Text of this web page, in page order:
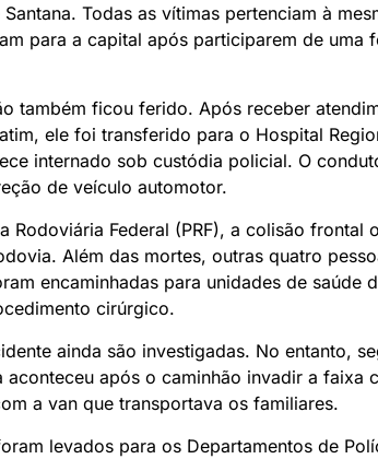
Todas as vítimas pertenciam à
para a capital após participarem de uma
também ficou ferido. Após receber
ele foi transferido para o Hospital
internado sob custódia policial. O
de veículo automotor.
Rodoviária Federal (PRF), a colisão frontal
Além das mortes, outras quatro
encaminhadas para unidades de saúde
cirúrgico.
ainda são investigadas. No entanto,
aconteceu após o caminhão invadir a faixa
a van que transportava os familiares.
levados para os Departamentos de